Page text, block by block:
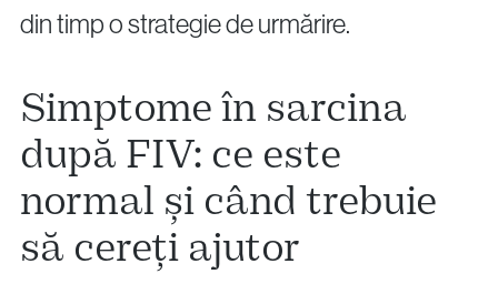
din timp o strategie de urmărire.
Simptome în sarcina
după FIV: ce este
normal și când trebuie
să cereți ajutor